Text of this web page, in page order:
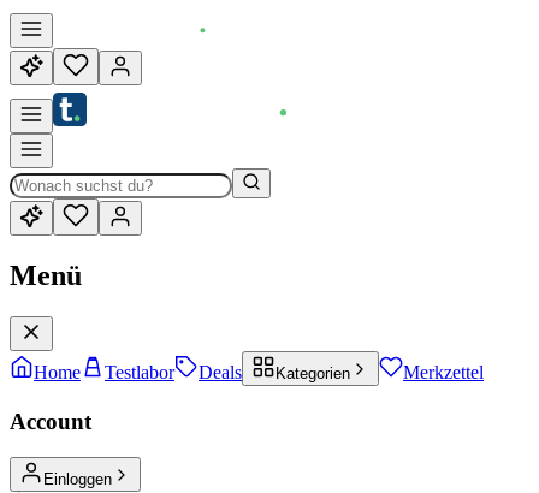
Menü
Home Testlabor Deals Kategorien Merkzettel
Account
Einloggen